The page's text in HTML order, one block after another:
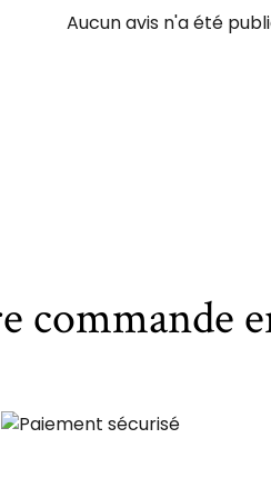
Aucun avis n'a été
commande